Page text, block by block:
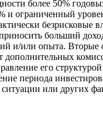
более 50%
ограниченный
безрисковые
больший
и/или опыта. Вторые
дополнительных
его
периода
или других